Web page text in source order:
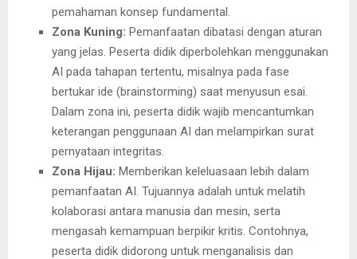
pemahaman konsep fundamental.
Zona Kuning: Pemanfaatan dibatasi dengan aturan
yang jelas. Peserta didik diperbolehkan menggunakan
AI pada tahapan tertentu, misalnya pada fase
bertukar ide (brainstorming) saat menyusun esai.
Dalam zona ini, peserta didik wajib mencantumkan
keterangan penggunaan AI dan melampirkan surat
pernyataan integritas.
Zona Hijau: Memberikan keleluasaan lebih dalam
pemanfaatan AI. Tujuannya adalah untuk melatih
kolaborasi antara manusia dan mesin, serta
mengasah kemampuan berpikir kritis. Contohnya,
peserta didik didorong untuk menganalisis dan